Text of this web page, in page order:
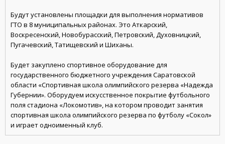
Будут установлены площадки для выполнения нормативов
ГТО в 8 муниципальных районах. Это Аткарский,
Воскресенский, Новобурасский, Петровский, Духовницкий,
Пугачевский, Татищевский и Шиханы.
Будет закуплено спортивное оборудование для
государственного бюджетного учреждения Саратовской
области «Спортивная школа олимпийского резерва «Надежда
Губернии». Оборудуем искусственное покрытие футбольного
поля стадиона «Локомотив», на котором проводит занятия
спортивная школа олимпийского резерва по футболу «Сокол»
и играет одноименный клуб.